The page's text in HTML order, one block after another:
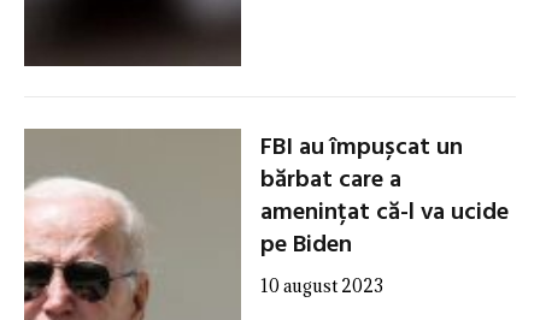
FBI au împușcat un
bărbat care a
amenințat că-l va ucide
pe Biden
10 august 2023